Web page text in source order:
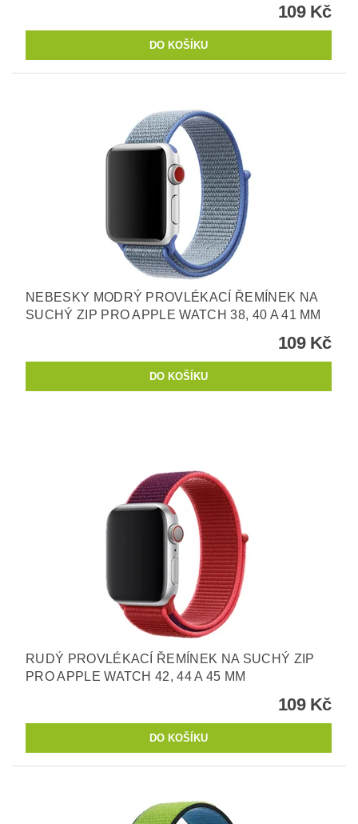
109 Kč
NEBESKY MODRÝ PROVLÉKACÍ ŘEMÍNEK NA
SUCHÝ ZIP PRO APPLE WATCH 38, 40 A 41 MM
109 Kč
RUDÝ PROVLÉKACÍ ŘEMÍNEK NA SUCHÝ ZIP
PRO APPLE WATCH 42, 44 A 45 MM
109 Kč